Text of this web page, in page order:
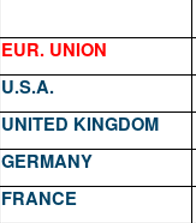
EUR. UNION
U.S.A.
UNITED KINGDOM
GERMANY
FRANCE